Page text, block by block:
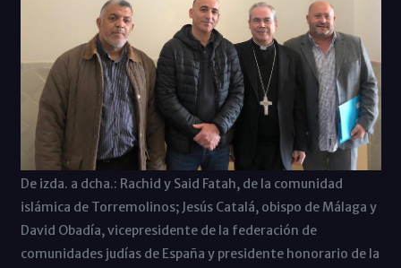
De izda. a dcha.: Rachid y Said Fatah, de la comunidad
islámica de Torremolinos; Jesús Catalá, obispo de Málaga y
David Obadía, vicepresidente de la federación de
comunidades judías de España y presidente honorario de la